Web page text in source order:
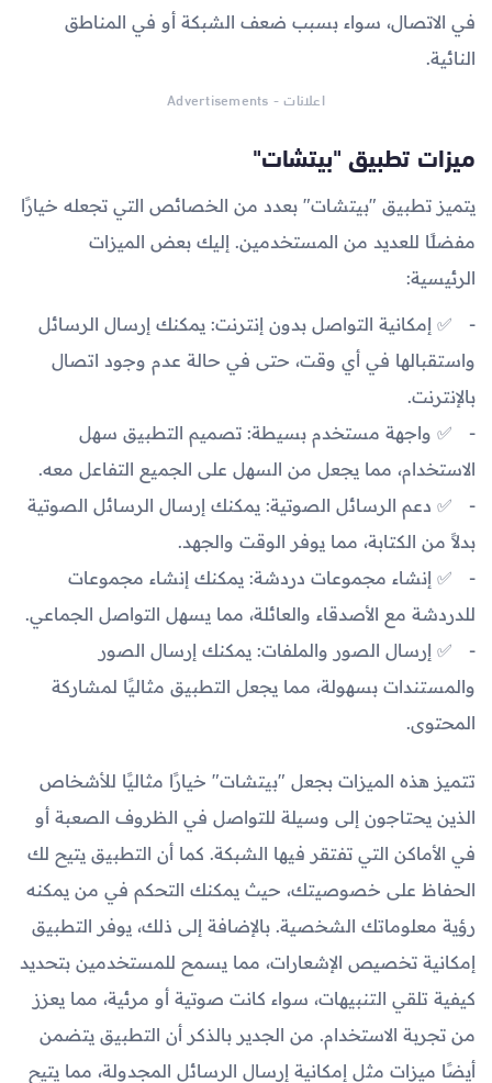
في الاتصال، سواء بسبب ضعف الشبكة أو في المناطق
النائية.
اعلانات - Advertisements
ميزات تطبيق "بيتشات"
يتميز تطبيق "بيتشات" بعدد من الخصائص التي تجعله خيارًا
مفضلًا للعديد من المستخدمين. إليك بعض الميزات
الرئيسية:
✅ إمكانية التواصل بدون إنترنت: يمكنك إرسال الرسائل
واستقبالها في أي وقت، حتى في حالة عدم وجود اتصال
بالإنترنت.
✅ واجهة مستخدم بسيطة: تصميم التطبيق سهل
الاستخدام، مما يجعل من السهل على الجميع التفاعل معه.
✅ دعم الرسائل الصوتية: يمكنك إرسال الرسائل الصوتية
بدلاً من الكتابة، مما يوفر الوقت والجهد.
✅ إنشاء مجموعات دردشة: يمكنك إنشاء مجموعات
للدردشة مع الأصدقاء والعائلة، مما يسهل التواصل الجماعي.
✅ إرسال الصور والملفات: يمكنك إرسال الصور
والمستندات بسهولة، مما يجعل التطبيق مثاليًا لمشاركة
المحتوى.
تتميز هذه الميزات بجعل "بيتشات" خيارًا مثاليًا للأشخاص
الذين يحتاجون إلى وسيلة للتواصل في الظروف الصعبة أو
في الأماكن التي تفتقر فيها الشبكة. كما أن التطبيق يتيح لك
الحفاظ على خصوصيتك، حيث يمكنك التحكم في من يمكنه
رؤية معلوماتك الشخصية. بالإضافة إلى ذلك، يوفر التطبيق
إمكانية تخصيص الإشعارات، مما يسمح للمستخدمين بتحديد
كيفية تلقي التنبيهات، سواء كانت صوتية أو مرئية، مما يعزز
من تجربة الاستخدام. من الجدير بالذكر أن التطبيق يتضمن
أيضًا ميزات مثل إمكانية إرسال الرسائل المجدولة، مما يتيح